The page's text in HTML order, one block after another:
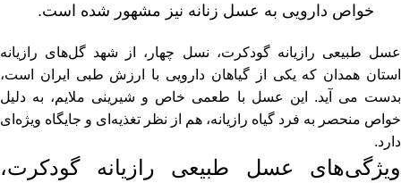
خواص دارویی به عسل زنانه نیز مشهور شده است.
عسل طبیعی رازیانه گودکرت، نسل چهار، از شهد گل‌های رازیانه
استان همدان که یکی از گیاهان دارویی با ارزش طبی ایران است،
بدست می آید. این عسل با طعمی خاص و شیرینی ملایم، به دلیل
خواص منحصر به فرد گیاه رازیانه، هم از نظر تغذیه‌ای و جایگاه ویژه‌ای
دارد.
ویژگی‌های عسل طبیعی رازیانه گودکرت،